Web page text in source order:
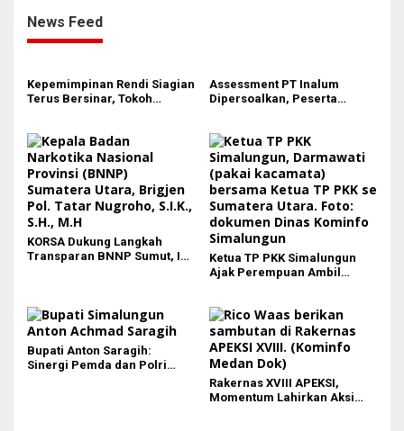
News Feed
Kepemimpinan Rendi Siagian
Terus Bersinar, Tokoh
Assessment PT Inalum
Dipersoalkan, Peserta
KORSA Dukung Langkah
Transparan BNNP Sumut, Isu
Ketua TP PKK Simalungun
Ajak Perempuan Ambil
Bupati Anton Saragih:
Sinergi Pemda dan Polri
Rakernas XVIII APEKSI,
Momentum Lahirkan Aksi